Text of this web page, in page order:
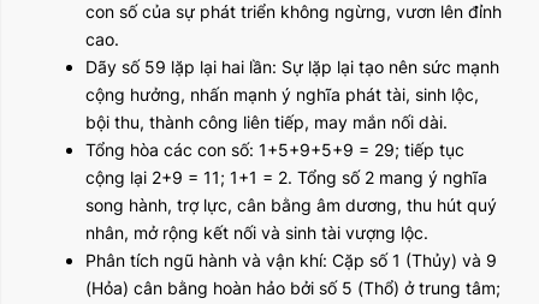
con số của sự phát triển không ngừng, vươn lên đỉnh
cao.
Dãy số 59 lặp lại hai lần: Sự lặp lại tạo nên sức mạnh
cộng hưởng, nhấn mạnh ý nghĩa phát tài, sinh lộc,
bội thu, thành công liên tiếp, may mắn nối dài.
Tổng hòa các con số: 1+5+9+5+9 = 29; tiếp tục
cộng lại 2+9 = 11; 1+1 = 2. Tổng số 2 mang ý nghĩa
song hành, trợ lực, cân bằng âm dương, thu hút quý
nhân, mở rộng kết nối và sinh tài vượng lộc.
Phân tích ngũ hành và vận khí: Cặp số 1 (Thủy) và 9
(Hỏa) cân bằng hoàn hảo bởi số 5 (Thổ) ở trung tâm;